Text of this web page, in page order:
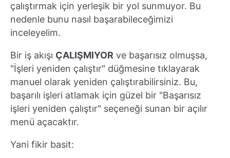
çalıştırmak için yerleşik bir yol sunmuyor. Bu
nedenle bunu nasıl başarabileceğimizi
inceleyelim.
Bir iş akışı ÇALIŞMIYOR ve başarısız olmuşsa,
"İşleri yeniden çalıştır" düğmesine tıklayarak
manuel olarak yeniden çalıştırabilirsiniz. Bu,
başarılı işleri atlamak için güzel bir "Başarısız
işleri yeniden çalıştır" seçeneği sunan bir açılır
menü açacaktır.
Yani fikir basit: